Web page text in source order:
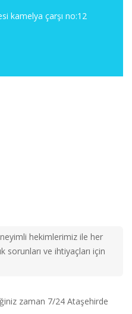
kamelya çarşı no:12
hekimlerimiz ile her
sorunları ve ihtiyaçları için
zaman 7/24 Ataşehirde